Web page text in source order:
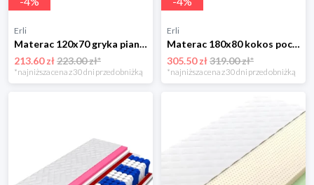
Erli
Materac 120x70 gryka pianka kokos BIANKA
213.60 zł223.00 zł*
*najniższa cena z 30 dni przed obniżką
Erli
Materac 180x80 kokos pocket 7 stref 15cm MARS
305.50 zł319.00 zł*
*najniższa cena z 30 dni przed obniżką